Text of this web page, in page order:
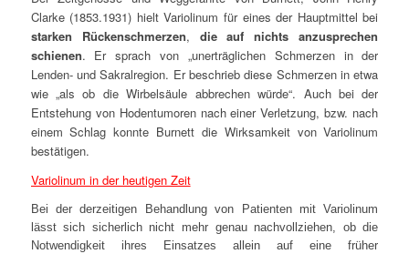
Clarke (1853.1931) hielt Variolinum für eines der Hauptmittel bei
starken Rückenschmerzen, die auf nichts anzusprechen
schienen. Er sprach von „unerträglichen Schmerzen in der
Lenden- und Sakralregion. Er beschrieb diese Schmerzen in etwa
wie „als ob die Wirbelsäule abbrechen würde“. Auch bei der
Entstehung von Hodentumoren nach einer Verletzung, bzw. nach
einem Schlag konnte Burnett die Wirksamkeit von Variolinum
bestätigen.
Variolinum in der heutigen Zeit
Bei der derzeitigen Behandlung von Patienten mit Variolinum
lässt sich sicherlich nicht mehr genau nachvollziehen, ob die
Notwendigkeit ihres Einsatzes allein auf eine früher